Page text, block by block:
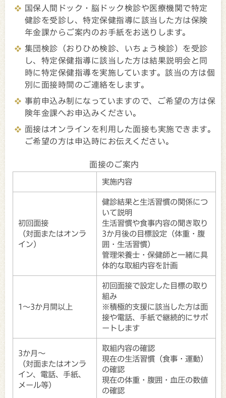
国保人間ドック・脳ドック検診や医療機関で特定
健診を受診し、特定保健指導に該当した方は保険
年金課からご案内のお手紙をお送りします。
集団検診（おりひめ検診、いちょう検診）を受診
し、特定保健指導に該当した方は結果説明会と同
時に特定保健指導を実施しています。該当の方は個
別に面接時間のご連絡をします。
事前申込み制になっていますので、ご希望の方は保
険年金課へお申込みください。
面接はオンラインを利用した面接も実施できます。
ご希望の方は申込時にお伝えください。
面接のご案内
実施内容
初回面接
（対面またはオンラ
イン）
健診結果と生活習慣の関係につ
いて説明
生活習慣や食事内容の聞き取り
3か月後の目標設定（体重・腹
囲・生活習慣）
管理栄養士・保健師と一緒に具
体的な取組内容を計画
1～3か月間以上
初回面接で設定した目標の取り
組み
※積極的支援に該当した方は面
接や電話、手紙で継続的にサポ
ートします
3か月～
（対面またはオンラ
イン、電話、手紙、
メール等）
取組内容の確認
現在の生活習慣（食事・運動）
の確認
現在の体重・腹囲・血圧の数値
の確認